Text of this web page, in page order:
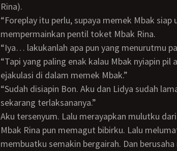
Rina).
“Foreplay itu perlu, supaya memek Mbak siap untuk dipenetrasi,” ucapku sambil
mempermainkan pentil toket Mbak Rina.
“Iya… lakukanlah apa pun yang menurutmu
“Tapi yang paling enak kalau Mbak nyiapin pil anti hamil. Supaya enak, aku bisa
ejakulasi di dalam memek Mbak.”
“Sudah disiapin Bon. Aku dan Lidya sudah lama mempunyai rencana ini, tapi baru
sekarang terlaksananya.”
Aku tersenyum. Lalu merayapkan mulutku
Mbak Rina pun memagut bibirku. Lalu melumatnya sambil memejamkan matanya. Ini
membuatku semakin bergairah. Dan